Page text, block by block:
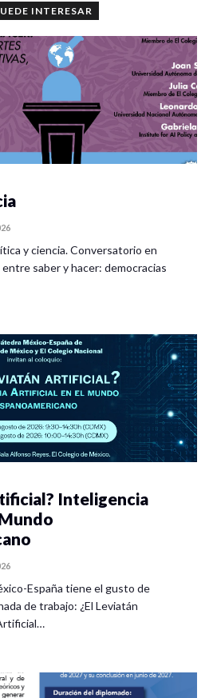
INTERESAR
y ciencia. Conversatorio en
saber y hacer: democracias
Inteligencia
España tiene el gusto de
de trabajo: ¿El Leviatán